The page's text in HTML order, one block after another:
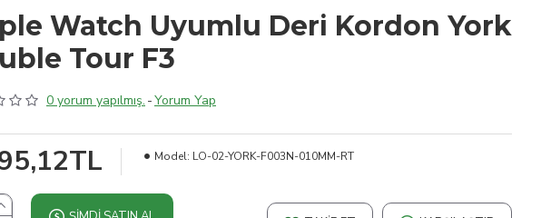
Watch Uyumlu Deri Kordon York
Tour F3
0 yorum yapılmış. -Yorum Yap
Model: LO-02-YORK-F003N-010MM-RT